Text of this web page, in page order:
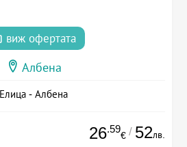
виж офертата
Албена
Елица - Албена
26.59
€ / 52лв.